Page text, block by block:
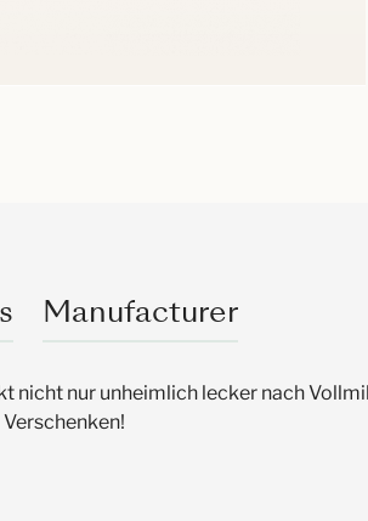
Manufacturer
nicht nur unheimlich lecker nach